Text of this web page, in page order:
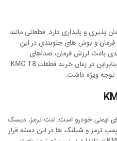
و پایداری دارد. قطعاتی مانند
و بوش های جلوبندی در این
باعث لرزش فرمان، صداهای
غیرعادی و کاهش ایمنی می شود. بنابراین در زمان خرید قطعات KMC T8
توجه ویژه داشت.
ایمنی خودرو است. لنت ترمز، دیسک
پمپ ترمز و شیلنگ ها در این دسته قرار